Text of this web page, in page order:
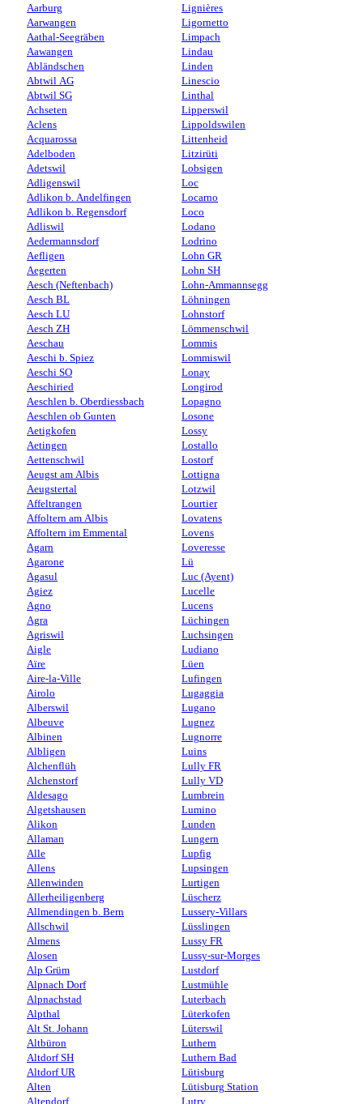
Aarburg
Aarwangen
Aathal-Seegräben
Aawangen
Abländschen
Abtwil AG
Abtwil SG
Achseten
Aclens
Acquarossa
Adelboden
Adetswil
Adligenswil
Adlikon b. Andelfingen
Adlikon b. Regensdorf
Adliswil
Aedermannsdorf
Aefligen
Aegerten
Aesch (Neftenbach)
Aesch BL
Aesch LU
Aesch ZH
Aeschau
Aeschi b. Spiez
Aeschi SO
Aeschiried
Aeschlen b. Oberdiessbach
Aeschlen ob Gunten
Aetigkofen
Aetingen
Aettenschwil
Aeugst am Albis
Aeugstertal
Affeltrangen
Affoltern am Albis
Affoltern im Emmental
Agarn
Agarone
Agasul
Agiez
Agno
Agra
Agriswil
Aigle
Aïre
Aire-la-Ville
Airolo
Alberswil
Albeuve
Albinen
Albligen
Alchenflüh
Alchenstorf
Aldesago
Algetshausen
Alikon
Allaman
Alle
Allens
Allenwinden
Allerheiligenberg
Allmendingen b. Bern
Allschwil
Almens
Alosen
Alp Grüm
Alpnach Dorf
Alpnachstad
Alpthal
Alt St. Johann
Altbüron
Altdorf SH
Altdorf UR
Alten
Altendorf
Lignières
Ligornetto
Limpach
Lindau
Linden
Linescio
Linthal
Lipperswil
Lippoldswilen
Littenheid
Litzirüti
Lobsigen
Loc
Locarno
Loco
Lodano
Lodrino
Lohn GR
Lohn SH
Lohn-Ammannsegg
Löhningen
Lohnstorf
Lömmenschwil
Lommis
Lommiswil
Lonay
Longirod
Lopagno
Losone
Lossy
Lostallo
Lostorf
Lottigna
Lotzwil
Lourtier
Lovatens
Lovens
Loveresse
Lü
Luc (Ayent)
Lucelle
Lucens
Lüchingen
Luchsingen
Ludiano
Lüen
Lufingen
Lugaggia
Lugano
Lugnez
Lugnorre
Luins
Lully FR
Lully VD
Lumbrein
Lumino
Lunden
Lungern
Lupfig
Lupsingen
Lurtigen
Lüscherz
Lussery-Villars
Lüsslingen
Lussy FR
Lussy-sur-Morges
Lustdorf
Lustmühle
Luterbach
Lüterkofen
Lüterswil
Luthern
Luthern Bad
Lütisburg
Lütisburg Station
Lutry